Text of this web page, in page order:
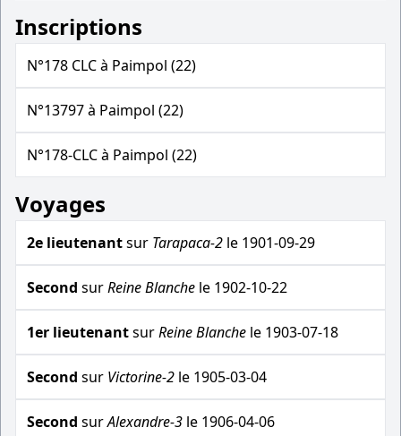
Inscriptions
N°178 CLC à Paimpol (22)
N°13797 à Paimpol (22)
N°178-CLC à Paimpol (22)
Voyages
2e lieutenantsur Tarapaca-2 le 1901-09-29
Second surReine Blanche le 1902-10-22
1er lieutenantsurReine Blanche le 1903-07-18
Second sur Victorine-2 le 1905-03-04
Second surAlexandre-3 le 1906-04-06